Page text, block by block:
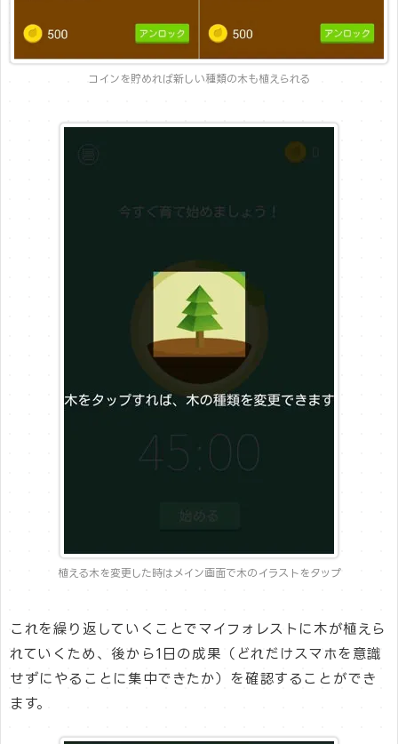
コインを貯めれば新しい種類の木も植えられる
植える木を変更した時はメイン画面で木のイラストをタップ
これを繰り返していくことでマイフォレストに木が植えら
れていくため、後から1日の成果（どれだけスマホを意識
せずにやることに集中できたか）を確認することができ
ます。